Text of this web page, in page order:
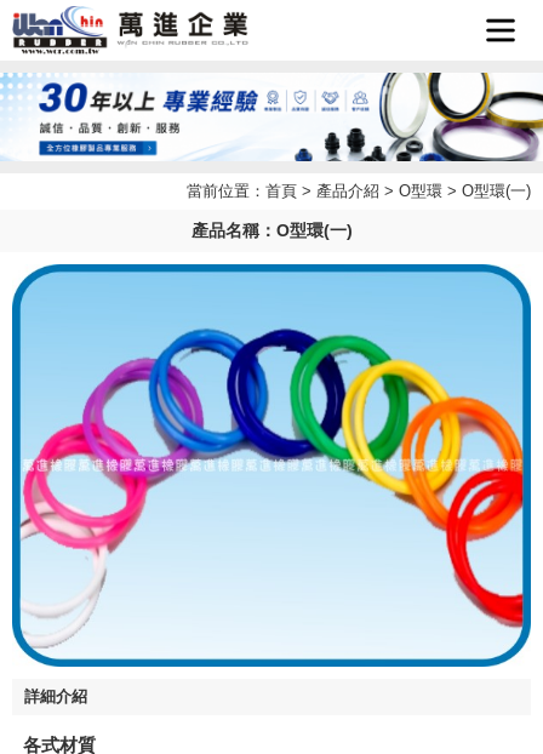
首頁
企業簡
介
最新消
息
產品介
們
LINE
客服
當前位置： 首頁 > 產品介紹 > O型環 > O型環(一)
產品名稱：O型環(一)
詳細介紹
各式材質